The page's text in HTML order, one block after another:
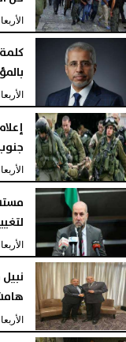
الأربعاء، 5 أغسطس 2026 06:17 مـ
الأربعاء، 5
الأربعاء، 5
الأربعاء، 5
الأربعاء، 5
الأربعاء، 5